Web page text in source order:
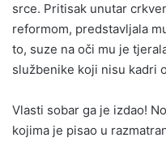
srce. Pritisak unutar
reformom, predstavljala
to, suze na oči mu je
službenike koji nisu kadri
Vlasti sobar ga je izdao!
kojima je pisao u